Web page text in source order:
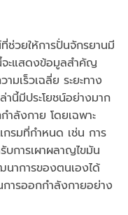
ช่วยให้การปั่นจักรยานมี
จะแสดงข้อมูลสำคัญ
มเร็วเฉลี่ย ระยะทาง
นี้มีประโยชน์อย่างมาก
ำลังกาย โดยเฉพาะ
รมที่กำหนด เช่น การ
การเผาผลาญไขมัน
าการของตนเองได้
การออกกำลังกายอย่าง